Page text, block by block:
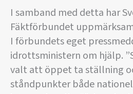
I samband med detta har
Fäktförbundet
I förbundets eget
idrottsministern om hjälp.
valt att öppet ta ställning
ståndpunkter både